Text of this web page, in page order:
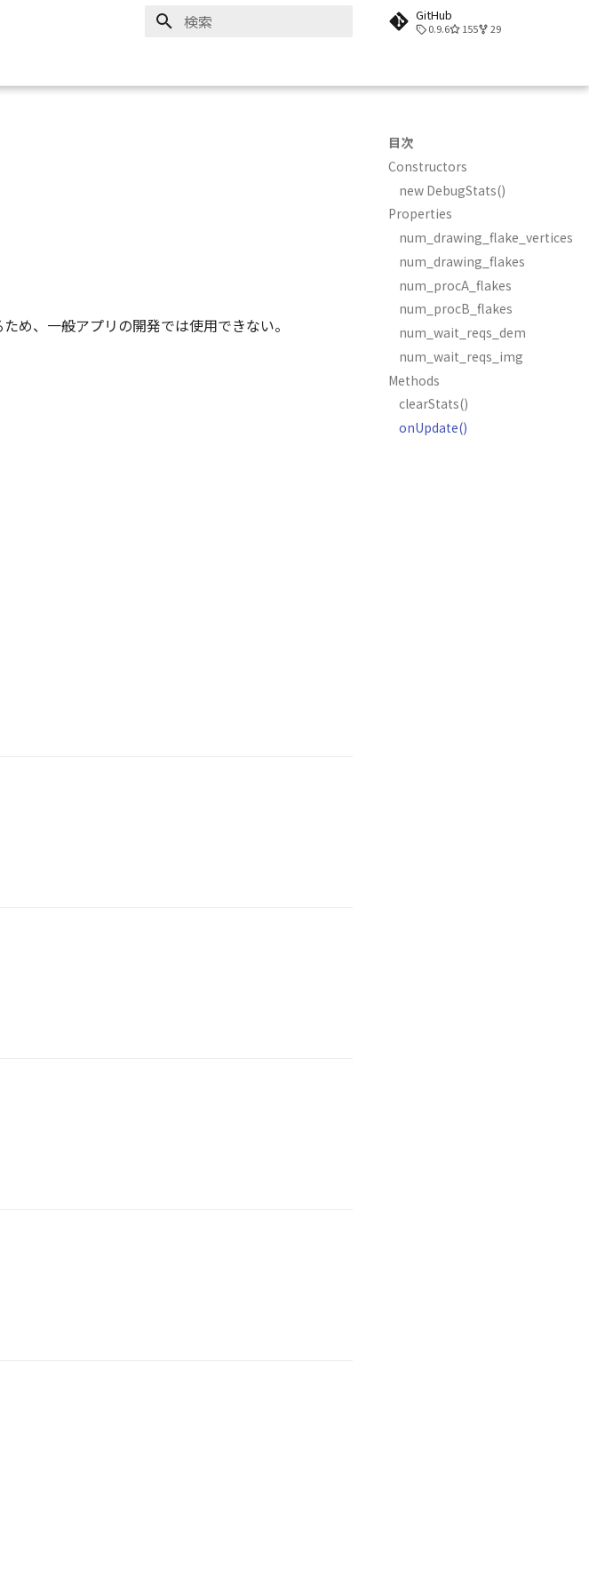
GitHub
0.9.6 155 29
目次
Constructors
new DebugStats()
Properties
num_drawing_flake_vertices
num_drawing_flakes
num_procA_flakes
num_procB_flakes
num_wait_reqs_dem
num_wait_reqs_img
Methods
clearStats()
onUpdate()
め、一般アプリの開発では使用できない。